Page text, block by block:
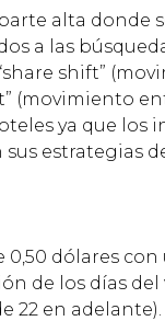
alta donde
a las
shift”
(movimiento
ya que los
estrategias
0,50 dólares
de los días del
22 en adelante).